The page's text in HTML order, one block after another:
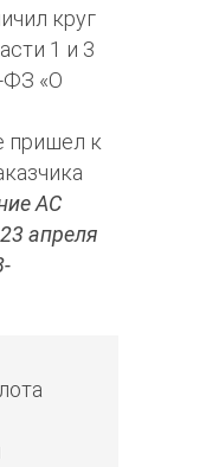
круг
1 и 3
ФЗ «О
пришел к
АС
апреля